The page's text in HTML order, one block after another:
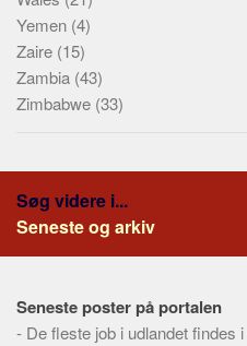
Yemen (4)
Zaire (15)
Zambia (43)
Zimbabwe (33)
Søg videre i...
Seneste og arkiv
Seneste poster på portalen
- De fleste job i udlandet findes